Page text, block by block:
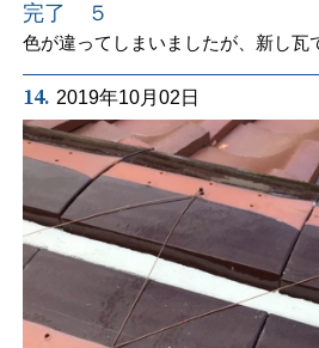
完了 ５
色が違ってしまいましたが、新し瓦
14. 2019年10月02日